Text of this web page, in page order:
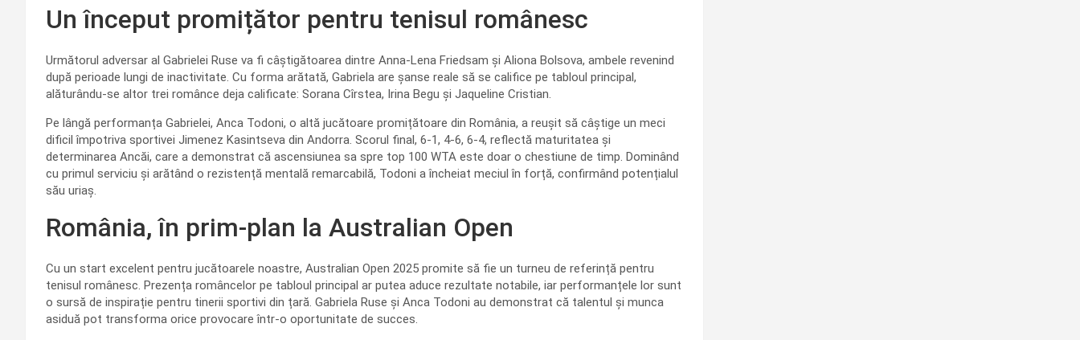
Un început promițător pentru tenisul românesc
Următorul adversar al Gabrielei Ruse va fi câștigătoarea dintre Anna-Lena Friedsam și Aliona Bolsova, ambele revenind
după perioade lungi de inactivitate. Cu forma arătată, Gabriela are șanse reale să se califice pe tabloul principal,
alăturându-se altor trei românce deja calificate: Sorana Cîrstea, Irina Begu și Jaqueline Cristian.
Pe lângă performanța Gabrielei, Anca Todoni, o altă jucătoare promițătoare din România, a reușit să câștige un meci
dificil împotriva sportivei Jimenez Kasintseva din Andorra. Scorul final, 6-1, 4-6, 6-4, reflectă maturitatea și
determinarea Ancăi, care a demonstrat că ascensiunea sa spre top 100 WTA este doar o chestiune de timp. Dominând
cu primul serviciu și arătând o rezistență mentală remarcabilă, Todoni a încheiat meciul în forță, confirmând potențialul
său uriaș.
România, în prim-plan la Australian Open
Cu un start excelent pentru jucătoarele noastre, Australian Open 2025 promite să fie un turneu de referință pentru
tenisul românesc. Prezența româncelor pe tabloul principal ar putea aduce rezultate notabile, iar performanțele lor sunt
o sursă de inspirație pentru tinerii sportivi din țară. Gabriela Ruse și Anca Todoni au demonstrat că talentul și munca
asiduă pot transforma orice provocare într-o oportunitate de succes.